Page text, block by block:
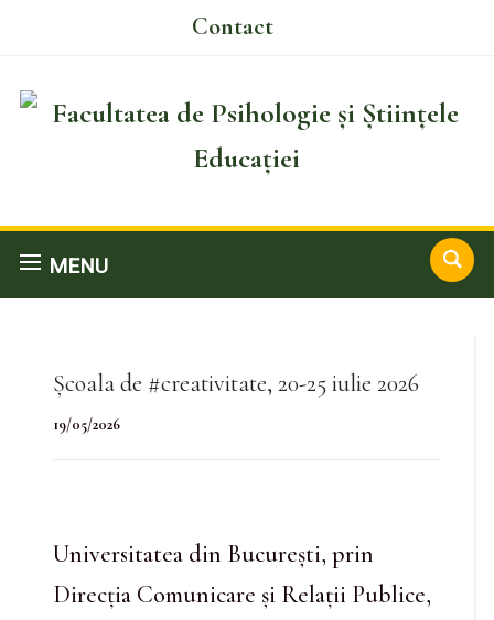
Contact
MENU
Școala de #creativitate, 20-25 iulie 2026
19/05/2026
Universitatea din București, prin
Direcția Comunicare și Relații Publice,